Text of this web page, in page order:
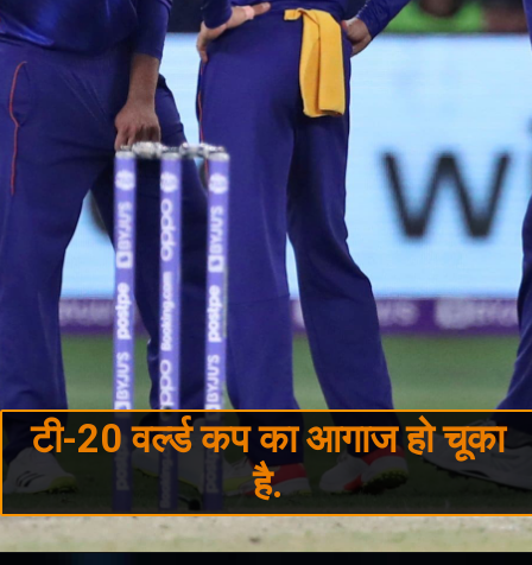
टी-20 वर्ल्ड कप का आगाज हो चूका
है.